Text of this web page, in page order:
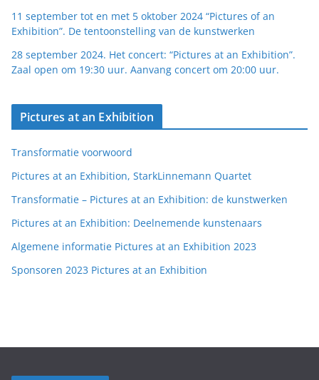
11 september tot en met 5 oktober 2024 “Pictures of an
Exhibition”. De tentoonstelling van de kunstwerken
28 september 2024. Het concert: “Pictures at an Exhibition”.
Zaal open om 19:30 uur. Aanvang concert om 20:00 uur.
Pictures at an Exhibition
Transformatie voorwoord
Pictures at an Exhibition, StarkLinnemann Quartet
Transformatie – Pictures at an Exhibition: de kunstwerken
Pictures at an Exhibition: Deelnemende kunstenaars
Algemene informatie Pictures at an Exhibition 2023
Sponsoren 2023 Pictures at an Exhibition